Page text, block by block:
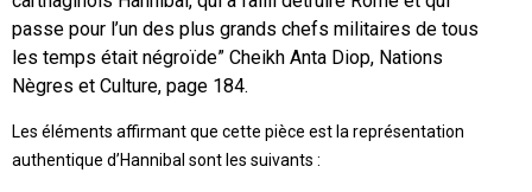
passe pour l’un des plus grands chefs militaires de tous
les temps était négroïde” Cheikh Anta Diop, Nations
Nègres et Culture, page 184.
Les éléments affirmant que cette pièce est la représentation
authentique d’Hannibal sont les suivants :